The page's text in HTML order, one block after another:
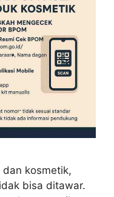
kosmetik,
bisa ditawar.